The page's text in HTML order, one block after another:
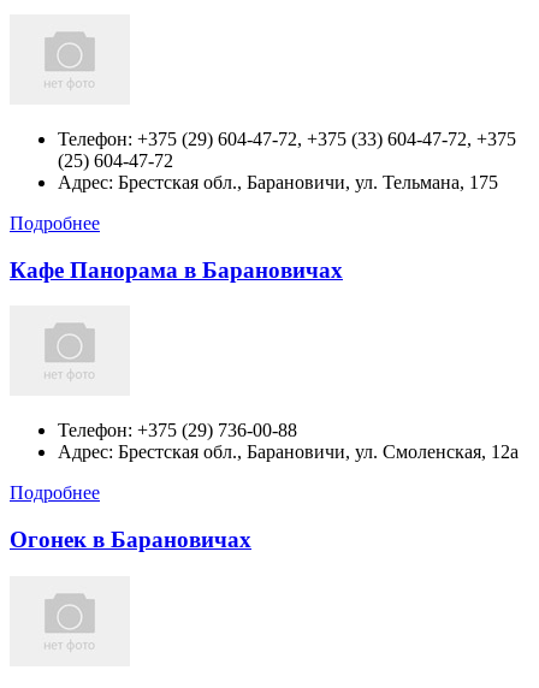
Телефон: +375 (29) 604-47-72, +375 (33) 604-47-72, +375
(25) 604-47-72
Адрес: Брестская обл., Барановичи, ул. Тельмана, 175
Подробнее
Кафе Панорама в Барановичах
Телефон: +375 (29) 736-00-88
Адрес: Брестская обл., Барановичи, ул. Смоленская, 12а
Подробнее
Огонек в Барановичах